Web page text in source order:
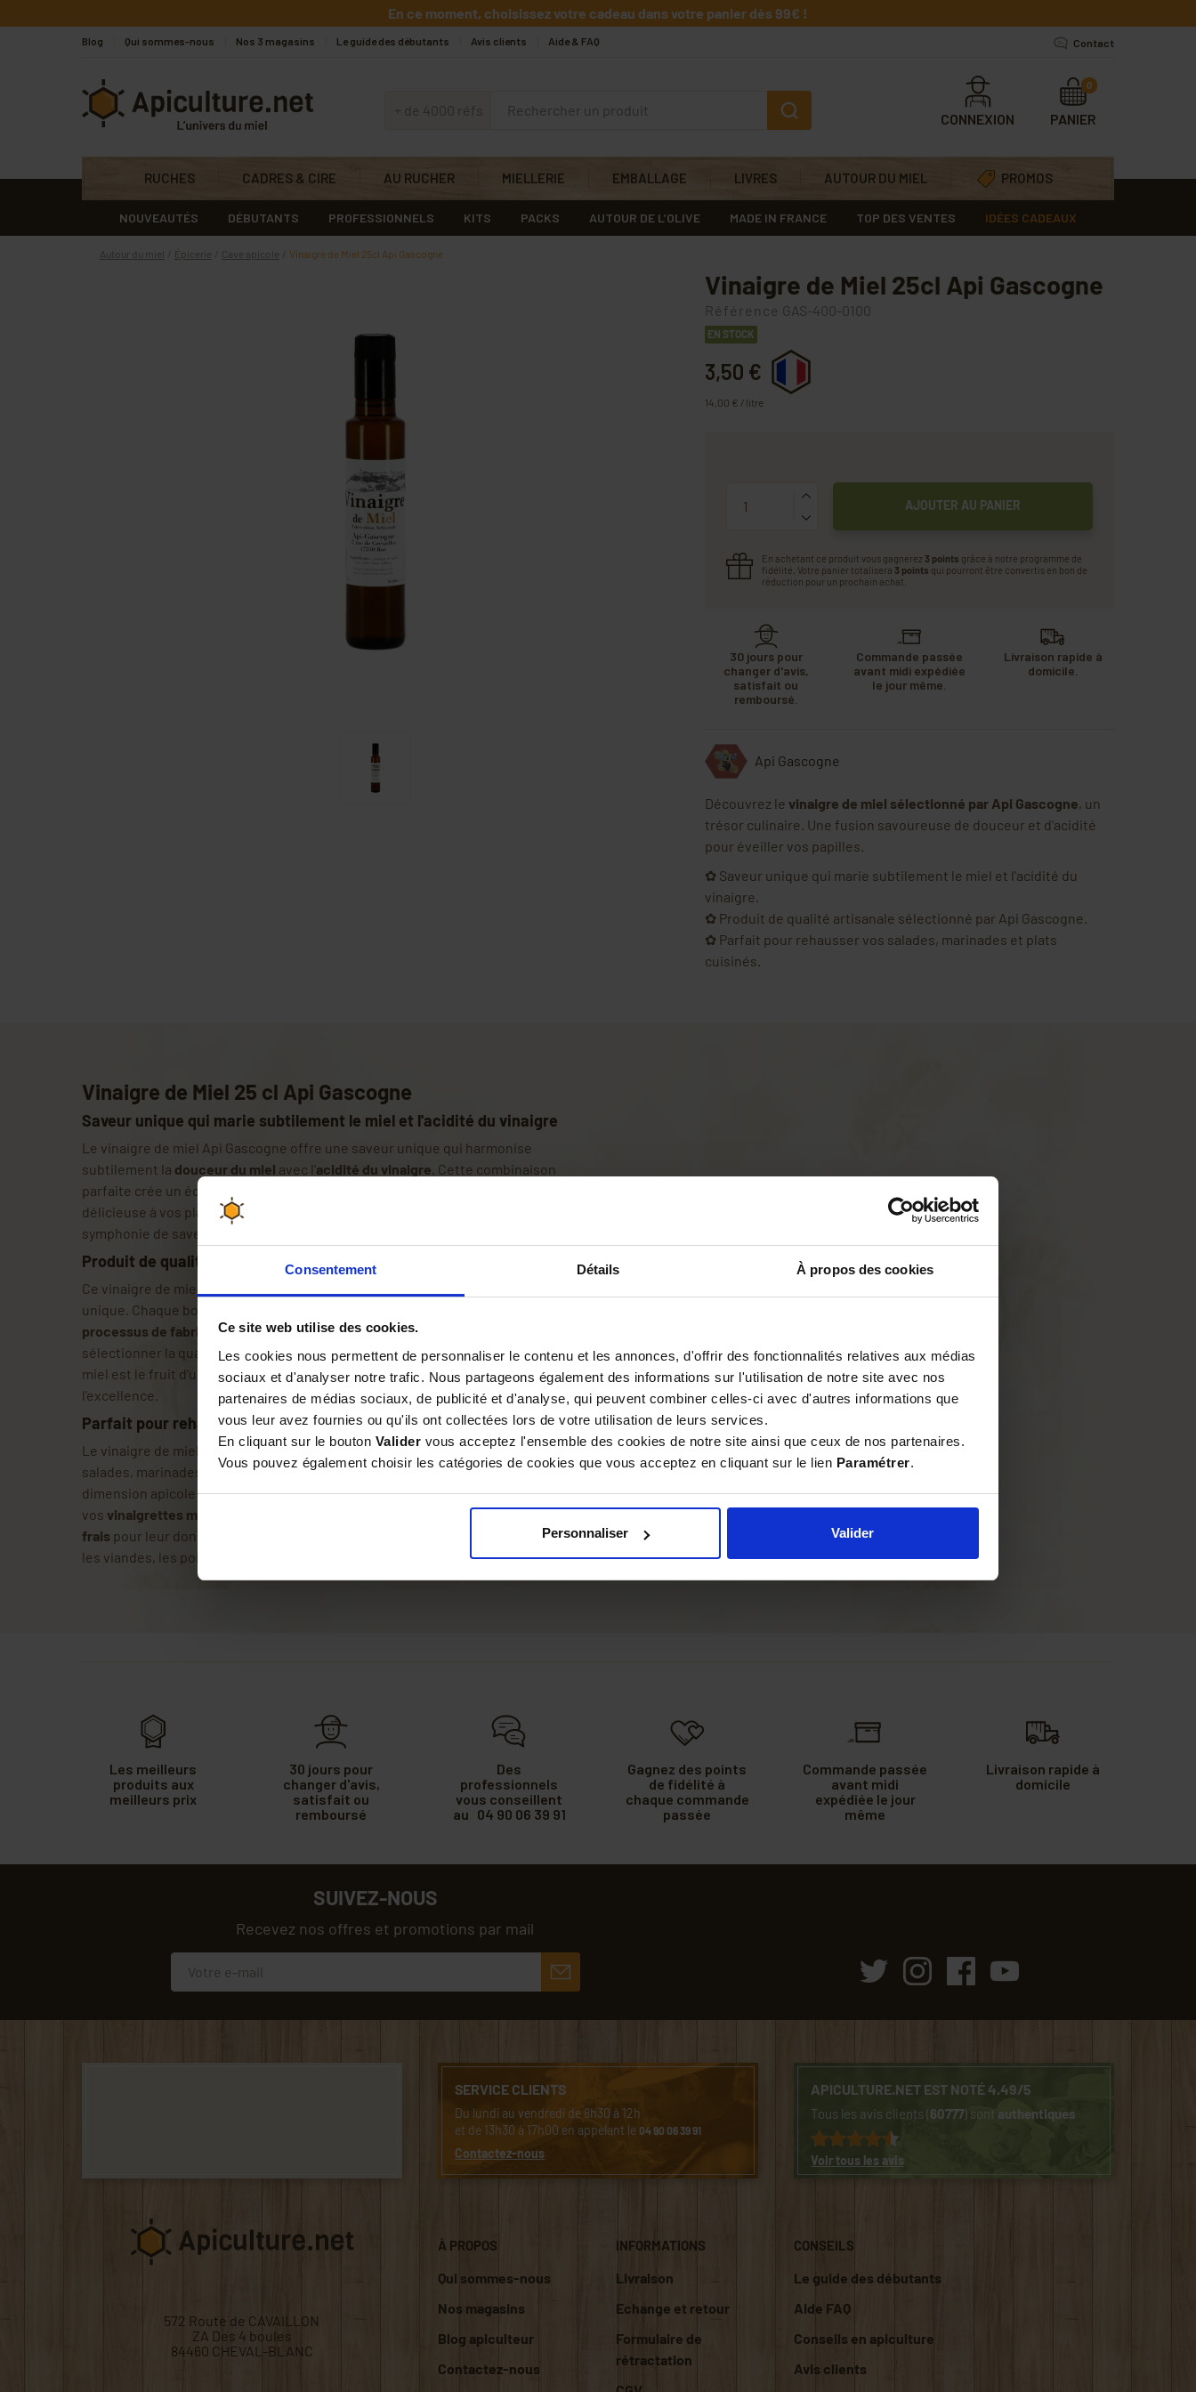
Consentement Détails À propos des cookies
Ce site web utilise des cookies.
Les cookies nous permettent de personnaliser le contenu et les annonces, d'offrir des fonctionnalités relatives aux médias
sociaux et d'analyser notre trafic. Nous partageons également des informations sur l'utilisation de notre site avec nos
partenaires de médias sociaux, de publicité et d'analyse, qui peuvent combiner celles-ci avec d'autres informations que
vous leur avez fournies ou qu'ils ont collectées lors de votre utilisation de leurs services.
En cliquant sur le bouton Valider vous acceptez l'ensemble des cookies de notre site ainsi que ceux de nos partenaires.
Vous pouvez également choisir les catégories de cookies que vous acceptez en cliquant sur le lien Paramétrer.
Personnaliser Valider
En ce moment, choisissez votre cadeau dans votre panier dès 99€ !
Blog Qui sommes-nous Nos 3 magasins Le guide des débutants Avis clients Aide & FAQ Contact
+ de 4000 réfs
CONNEXION PANIER
0
RUCHES CADRES & CIRE AU RUCHER MIELLERIE EMBALLAGE LIVRES AUTOUR DU MIEL PROMOS
NOUVEAUTÉS DÉBUTANTS PROFESSIONNELS KITS PACKS AUTOUR DE L’OLIVE MADE IN FRANCE TOP DES VENTES IDÉES CADEAUX
Autour du miel Épicerie Cave apicole Vinaigre de Miel 25cl Api Gascogne
Vinaigre de Miel 25cl Api Gascogne
Référence GAS-400-0100
EN STOCK
3,50 €
14,00 € / litre
AJOUTER AU PANIER
En achetant ce produit vous gagnerez 3 points grâce à notre programme de
fidélité. Votre panier totalisera 3 points qui pourront être convertis en bon de
réduction pour un prochain achat.
30 jours pour
changer d'avis,
satisfait ou
remboursé.
Commande passée
avant midi expédiée
le jour même.
Livraison rapide à
domicile.
Api Gascogne
Découvrez le vinaigre de miel sélectionné par Api Gascogne, un
trésor culinaire. Une fusion savoureuse de douceur et d'acidité
pour éveiller vos papilles.
✿ Saveur unique qui marie subtilement le miel et l'acidité du
vinaigre.
✿ Produit de qualité artisanale sélectionné par Api Gascogne.
✿ Parfait pour rehausser vos salades, marinades et plats
cuisinés.
Vinaigre de Miel 25 cl Api Gascogne
Saveur unique qui marie subtilement le miel et l'acidité du vinaigre
Le vinaigre de miel Api Gascogne offre une saveur unique qui harmonise
subtilement la douceur du miel avec l'acidité du vinaigre . Cette combinaison
parfaite crée un équilibre gustatif exceptionnel, ajoutant une note apicole
délicieuse à vos plats. Chaque goutte de ce vinaigre artisanal révèle une
symphonie de saveurs qui éveille vos papilles.
Produit de qualité artisanale par Api Gascogne
Ce vinaigre de miel est un produit artisanal français, issu d'un savoir-faire
unique. Chaque bouteille est le résultat d'une attention minutieuse et d'un
processus de fabrication traditionnel. Api Gascogne met un point d'honneur à
sélectionner la qualité et l'authenticité de ses produits apicoles. Ce vinaigre de
miel est le fruit d'une passion pour l'apiculture et d'un engagement envers
l'excellence.
Parfait pour rehausser vos salades, marinades et plats cuisinés
Le vinaigre de miel Api Gascogne est un allié indispensable pour rehausser vos
salades, marinades et plats cuisinés. Songoût délicat et équilibréajoute une
dimension apicole à vos recettes préférées. Utilisez-le comme base pour
vos vinaigrettes maison , ou versez-en quelques gouttes sur voslégumes
frais pour leur donner une saveur unique. Il se marie également à merveille avec
les viandes, les poissons et les légumes grillés.
Les meilleurs
produits aux
meilleurs prix
30 jours pour
changer d'avis,
satisfait ou
remboursé
Des
professionnels
vous conseillent
au 04 90 06 39 91
Gagnez des points
de fidélité à
chaque commande
passée
Commande passée
avant midi
expédiée le jour
même
Livraison rapide à
domicile
SUIVEZ-NOUS
Recevez nos offres et promotions par mail
SERVICE CLIENTS
Du lundi au vendredi de 8h30 à 12h
et de 13h30 à 17h00 en appelant le04 90 06 39 91
Contactez-nous
APICULTURE.NET EST NOTÉ 4.49/5
Tous les avis clients (60777) sont authentiques
Voir tous les avis
572 Route de CAVAILLON
ZA Des 4 boules
84460 CHEVAL-BLANC
À PROPOS
Qui sommes-nous
Nos magasins
Blog apiculteur
Contactez-nous
INFORMATIONS
Livraison
Echange et retour
Formulaire de
rétractation
CONSEILS
Le guide des débutants
Aide FAQ
Conseils en apiculture
Avis clients